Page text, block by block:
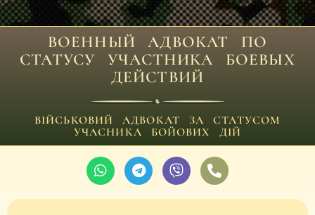
ВОЕННЫЙ АДВОКАТ ПО
СТАТУСУ УЧАСТНИКА БОЕВЫХ
ДЕЙСТВИЙ
ВІЙСЬКОВИЙ АДВОКАТ ЗА СТАТУСОМ
УЧАСНИКА БОЙОВИХ ДІЙ